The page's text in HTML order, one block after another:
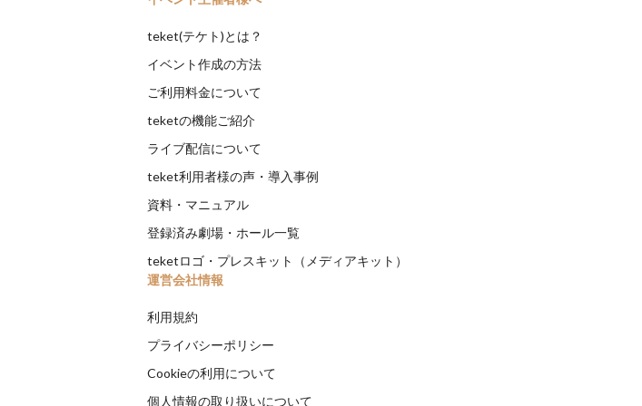
teket(テケト)とは？
イベント作成の方法
ご利用料金について
teketの機能ご紹介
ライブ配信について
teket利用者様の声・導入事例
資料・マニュアル
登録済み劇場・ホール一覧
teketロゴ・プレスキット（メディアキット）
運営会社情報
利用規約
プライバシーポリシー
Cookieの利用について
個人情報の取り扱いについて